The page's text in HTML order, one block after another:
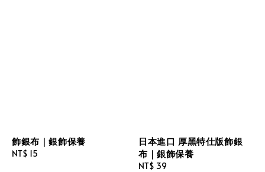
飾銀布｜銀飾保養
Regular
NT$ 15
日本進口 厚黑特仕版飾銀
布｜銀飾保養
Regular
NT$ 39